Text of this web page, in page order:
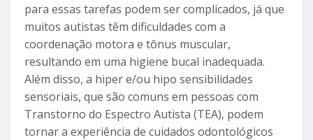
para essas tarefas podem ser complicados, já que
muitos autistas têm dificuldades com a
coordenação motora e tônus muscular,
resultando em uma higiene bucal inadequada.
Além disso, a hiper e/ou hipo sensibilidades
sensoriais, que são comuns em pessoas com
Transtorno do Espectro Autista (TEA), podem
tornar a experiência de cuidados odontológicos